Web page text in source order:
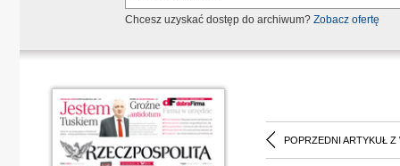
Chcesz uzyskać dostęp do archiwum? Zobacz ofertę
POPRZEDNI ARTYKUŁ Z